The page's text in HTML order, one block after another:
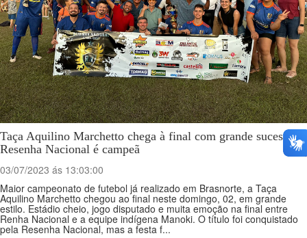
Taça Aquilino Marchetto chega à final com grande sucesso.
Resenha Nacional é campeã
03/07/2023 ás 13:03:00
Maior campeonato de futebol já realizado em Brasnorte, a Taça
Aquilino Marchetto chegou ao final neste domingo, 02, em grande
estilo. Estádio cheio, jogo disputado e muita emoção na final entre
Renha Nacional e a equipe indígena Manoki. O título foi conquistado
pela Resenha Nacional, mas a festa f...